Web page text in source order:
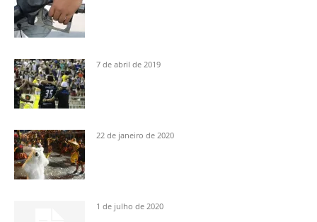
7 de abril de 2019
22 de janeiro de 2020
1 de julho de 2020